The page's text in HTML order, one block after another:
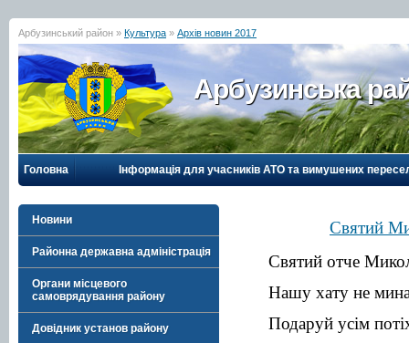
Арбузинський район » Культура » Архів новин 2017
Арбузинська
Головна Інформація для учасників АТО та вимушених
Новини
Районна державна адміністрація
Органи місцевого
самоврядування району
Довідник установ району
Святий
Святий отче
Нашу хату не
Подаруй усім